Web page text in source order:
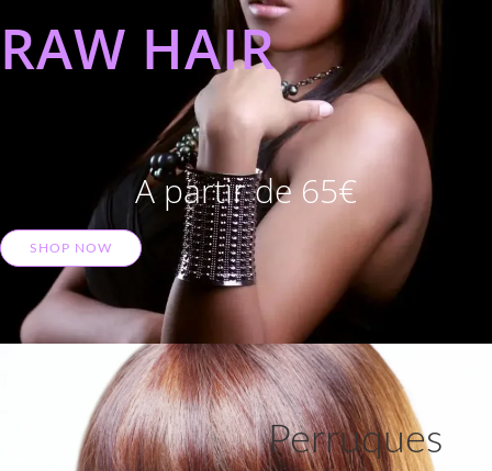
RAW HAIR
A partir de 65€
SHOP NOW
Perruques